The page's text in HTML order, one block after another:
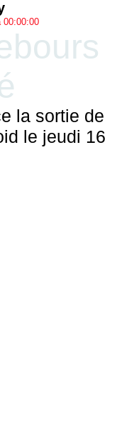
00:00:00
la sortie de
le jeudi 16